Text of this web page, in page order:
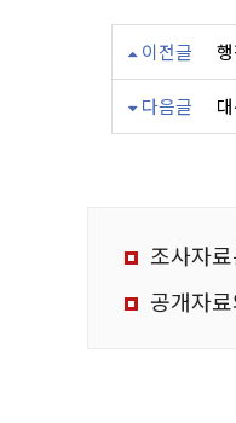
이전글
다음글
조사자
공개자